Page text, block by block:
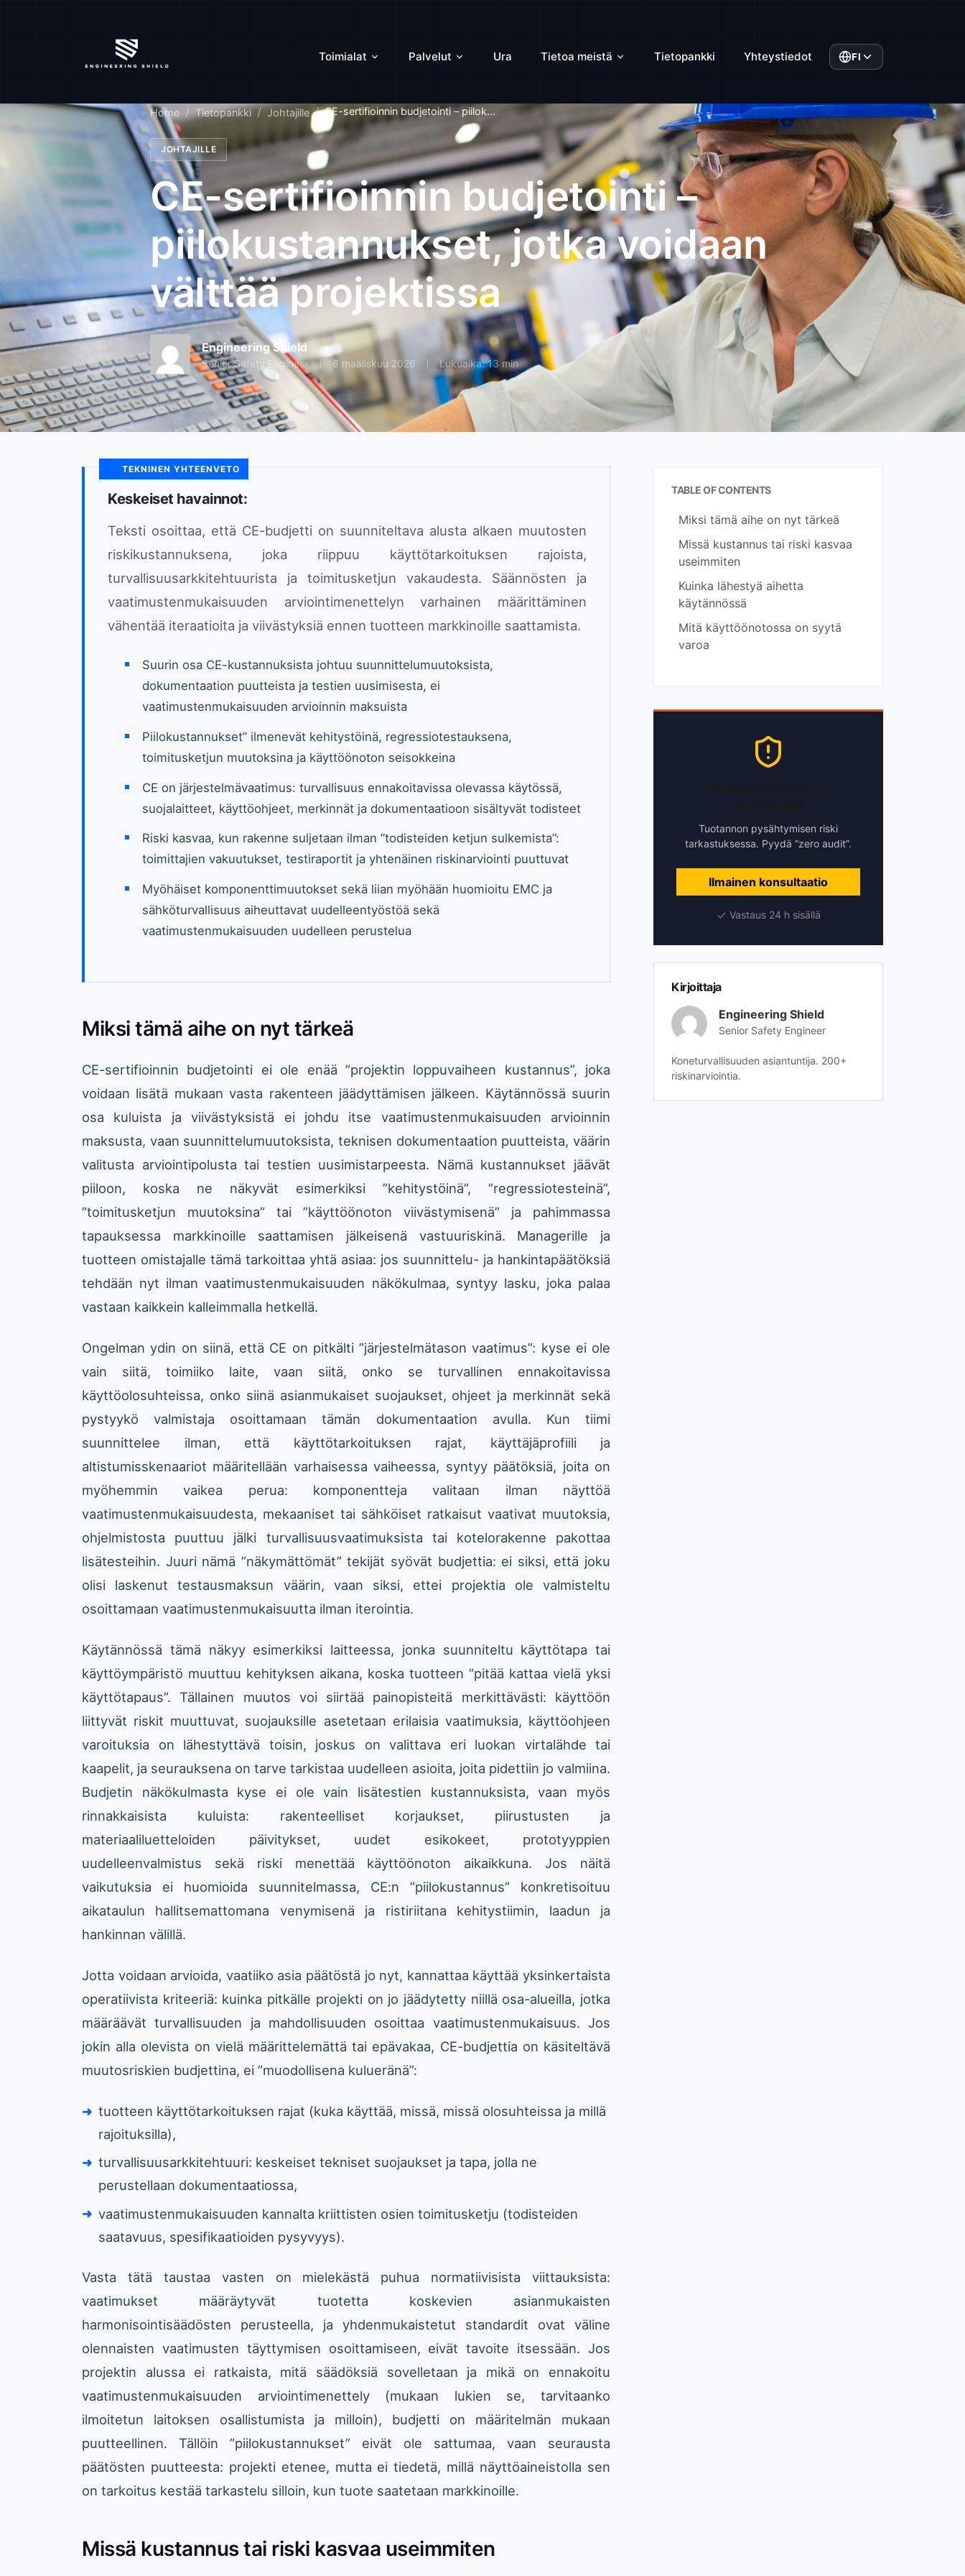
Toimialat Palvelut Ura Tietoa meistä Tietopankki Yhteystiedot FI
Home Tietopankki Johtajille CE-sertifioinnin budjetointi – piilok...
JOHTAJILLE
CE-sertifioinnin budjetointi –
piilokustannukset, jotka voidaan
välttää projektissa
Engineering Shield
Senior Safety Engineer 6 maaliskuu 2026 Lukuaika: 13 min
TEKNINEN YHTEENVETO
Keskeiset havainnot:
Teksti osoittaa, että CE-budjetti on suunniteltava alusta alkaen muutosten
riskikustannuksena, joka riippuu käyttötarkoituksen rajoista,
turvallisuusarkkitehtuurista ja toimitusketjun vakaudesta. Säännösten ja
vaatimustenmukaisuuden arviointimenettelyn varhainen määrittäminen
vähentää iteraatioita ja viivästyksiä ennen tuotteen markkinoille saattamista.
Suurin osa CE-kustannuksista johtuu suunnittelumuutoksista,
dokumentaation puutteista ja testien uusimisesta, ei
vaatimustenmukaisuuden arvioinnin maksuista
Piilokustannukset” ilmenevät kehitystöinä, regressiotestauksena,
toimitusketjun muutoksina ja käyttöönoton seisokkeina
CE on järjestelmävaatimus: turvallisuus ennakoitavissa olevassa käytössä,
suojalaitteet, käyttöohjeet, merkinnät ja dokumentaatioon sisältyvät todisteet
Riski kasvaa, kun rakenne suljetaan ilman ”todisteiden ketjun sulkemista”:
toimittajien vakuutukset, testiraportit ja yhtenäinen riskinarviointi puuttuvat
Myöhäiset komponenttimuutokset sekä liian myöhään huomioitu EMC ja
sähköturvallisuus aiheuttavat uudelleentyöstöä sekä
vaatimustenmukaisuuden uudelleen perustelua
Miksi tämä aihe on nyt tärkeä
CE-sertifioinnin budjetointi ei ole enää ”projektin loppuvaiheen kustannus”, joka
voidaan lisätä mukaan vasta rakenteen jäädyttämisen jälkeen. Käytännössä suurin
osa kuluista ja viivästyksistä ei johdu itse vaatimustenmukaisuuden arvioinnin
maksusta, vaan suunnittelumuutoksista, teknisen dokumentaation puutteista, väärin
valitusta arviointipolusta tai testien uusimistarpeesta. Nämä kustannukset jäävät
piiloon, koska ne näkyvät esimerkiksi ”kehitystöinä”, ”regressiotesteinä”,
”toimitusketjun muutoksina” tai ”käyttöönoton viivästymisenä” ja pahimmassa
tapauksessa markkinoille saattamisen jälkeisenä vastuuriskinä. Managerille ja
tuotteen omistajalle tämä tarkoittaa yhtä asiaa: jos suunnittelu- ja hankintapäätöksiä
tehdään nyt ilman vaatimustenmukaisuuden näkökulmaa, syntyy lasku, joka palaa
vastaan kaikkein kalleimmalla hetkellä.
Ongelman ydin on siinä, että CE on pitkälti ”järjestelmätason vaatimus”: kyse ei ole
vain siitä, toimiiko laite, vaan siitä, onko se turvallinen ennakoitavissa
käyttöolosuhteissa, onko siinä asianmukaiset suojaukset, ohjeet ja merkinnät sekä
pystyykö valmistaja osoittamaan tämän dokumentaation avulla. Kun tiimi
suunnittelee ilman, että käyttötarkoituksen rajat, käyttäjäprofiili ja
altistumisskenaariot määritellään varhaisessa vaiheessa, syntyy päätöksiä, joita on
myöhemmin vaikea perua: komponentteja valitaan ilman näyttöä
vaatimustenmukaisuudesta, mekaaniset tai sähköiset ratkaisut vaativat muutoksia,
ohjelmistosta puuttuu jälki turvallisuusvaatimuksista tai kotelorakenne pakottaa
lisätesteihin. Juuri nämä ”näkymättömät” tekijät syövät budjettia: ei siksi, että joku
olisi laskenut testausmaksun väärin, vaan siksi, ettei projektia ole valmisteltu
osoittamaan vaatimustenmukaisuutta ilman iterointia.
Käytännössä tämä näkyy esimerkiksi laitteessa, jonka suunniteltu käyttötapa tai
käyttöympäristö muuttuu kehityksen aikana, koska tuotteen ”pitää kattaa vielä yksi
käyttötapaus”. Tällainen muutos voi siirtää painopisteitä merkittävästi: käyttöön
liittyvät riskit muuttuvat, suojauksille asetetaan erilaisia vaatimuksia, käyttöohjeen
varoituksia on lähestyttävä toisin, joskus on valittava eri luokan virtalähde tai
kaapelit, ja seurauksena on tarve tarkistaa uudelleen asioita, joita pidettiin jo valmiina.
Budjetin näkökulmasta kyse ei ole vain lisätestien kustannuksista, vaan myös
rinnakkaisista kuluista: rakenteelliset korjaukset, piirustusten ja
materiaaliluetteloiden päivitykset, uudet esikokeet, prototyyppien
uudelleenvalmistus sekä riski menettää käyttöönoton aikaikkuna. Jos näitä
vaikutuksia ei huomioida suunnitelmassa, CE:n ”piilokustannus” konkretisoituu
aikataulun hallitsemattomana venymisenä ja ristiriitana kehitystiimin, laadun ja
hankinnan välillä.
Jotta voidaan arvioida, vaatiiko asia päätöstä jo nyt, kannattaa käyttää yksinkertaista
operatiivista kriteeriä: kuinka pitkälle projekti on jo jäädytetty niillä osa-alueilla, jotka
määräävät turvallisuuden ja mahdollisuuden osoittaa vaatimustenmukaisuus. Jos
jokin alla olevista on vielä määrittelemättä tai epävakaa, CE-budjettia on käsiteltävä
muutosriskien budjettina, ei ”muodollisena kulueränä”:
tuotteen käyttötarkoituksen rajat (kuka käyttää, missä, missä olosuhteissa ja millä
rajoituksilla),
turvallisuusarkkitehtuuri: keskeiset tekniset suojaukset ja tapa, jolla ne
perustellaan dokumentaatiossa,
vaatimustenmukaisuuden kannalta kriittisten osien toimitusketju (todisteiden
saatavuus, spesifikaatioiden pysyvyys).
Vasta tätä taustaa vasten on mielekästä puhua normatiivisista viittauksista:
vaatimukset määräytyvät tuotetta koskevien asianmukaisten
harmonisointisäädösten perusteella, ja yhdenmukaistetut standardit ovat väline
olennaisten vaatimusten täyttymisen osoittamiseen, eivät tavoite itsessään. Jos
projektin alussa ei ratkaista, mitä säädöksiä sovelletaan ja mikä on ennakoitu
vaatimustenmukaisuuden arviointimenettely (mukaan lukien se, tarvitaanko
ilmoitetun laitoksen osallistumista ja milloin), budjetti on määritelmän mukaan
puutteellinen. Tällöin ”piilokustannukset” eivät ole sattumaa, vaan seurausta
päätösten puutteesta: projekti etenee, mutta ei tiedetä, millä näyttöaineistolla sen
on tarkoitus kestää tarkastelu silloin, kun tuote saatetaan markkinoille.
Missä kustannus tai riski kasvaa useimmiten
TABLE OF CONTENTS
Miksi tämä aihe on nyt tärkeä
Missä kustannus tai riski kasvaa
useimmiten
Kuinka lähestyä aihetta
käytännössä
Mitä käyttöönotossa on syytä
varoa
Tuotannon pysähtymisen riski
tarkastuksessa. Pyydä “zero audit”.
Ilmainen konsultaatio
Vastaus 24 h sisällä
Kirjoittaja
Engineering Shield
Senior Safety Engineer
Koneturvallisuuden asiantuntija. 200+
riskinarviointia.